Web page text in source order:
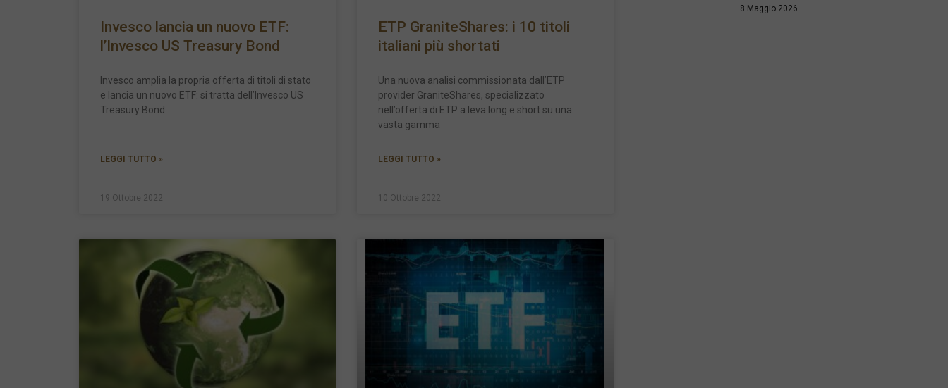
Invesco lancia un nuovo ETF:
l’Invesco US Treasury Bond
Invesco amplia la propria offerta di titoli di stato
e lancia un nuovo ETF: si tratta dell’Invesco US
Treasury Bond
LEGGI TUTTO »
19 Ottobre 2022
ETP GraniteShares: i 10 titoli
italiani più shortati
Una nuova analisi commissionata dall’ETP
provider GraniteShares, specializzato
nell’offerta di ETP a leva long e short su una
vasta gamma
LEGGI TUTTO »
10 Ottobre 2022
8 Maggio 2026